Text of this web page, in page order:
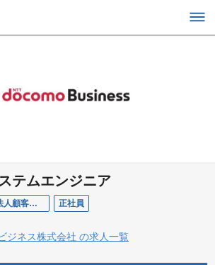
テムエンジニア
北海道エリアにおける法人顧客に対するソリューションビジネスの営業提案・技術支援 正社員
ジネス株式会社 の求人一覧